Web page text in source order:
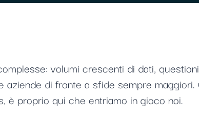
volumi crescenti di dati,
di fronte a sfide sempre
è proprio qui che entriamo in gioco noi.